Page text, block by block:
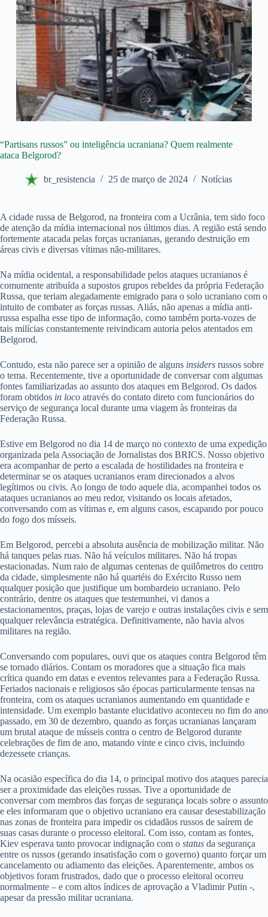
“Partisans russos” ou inteligência ucraniana? Quem realmente
ataca Belgorod?
br_resistencia 25 de março de 2024 Notícias
A cidade russa de Belgorod, na fronteira com a Ucrânia, tem sido foco
de atenção da mídia internacional nos últimos dias. A região está sendo
fortemente atacada pelas forças ucranianas, gerando destruição em
áreas civis e diversas vítimas não-militares.
Na mídia ocidental, a responsabilidade pelos ataques ucranianos é
comumente atribuída a supostos grupos rebeldes da própria Federação
Russa, que teriam alegadamente emigrado para o solo ucraniano com o
intuito de combater as forças russas. Aliás, não apenas a mídia anti-
russa espalha esse tipo de informação, como também porta-vozes de
tais milícias constantemente reivindicam autoria pelos atentados em
Belgorod.
Contudo, esta não parece ser a opinião de alguns insiders russos sobre
o tema. Recentemente, tive a oportunidade de conversar com algumas
fontes familiarizadas ao assunto dos ataques em Belgorod. Os dados
foram obtidos in loco através do contato direto com funcionários do
serviço de segurança local durante uma viagem às fronteiras da
Federação Russa.
Estive em Belgorod no dia 14 de março no contexto de uma expedição
organizada pela Associação de Jornalistas dos BRICS. Nosso objetivo
era acompanhar de perto a escalada de hostilidades na fronteira e
determinar se os ataques ucranianos eram direcionados a alvos
legítimos ou civis. Ao longo de todo aquele dia, acompanhei todos os
ataques ucranianos ao meu redor, visitando os locais afetados,
conversando com as vítimas e, em alguns casos, escapando por pouco
do fogo dos mísseis.
Em Belgorod, percebi a absoluta ausência de mobilização militar. Não
há tanques pelas ruas. Não há veículos militares. Não há tropas
estacionadas. Num raio de algumas centenas de quilômetros do centro
da cidade, simplesmente não há quartéis do Exército Russo nem
qualquer posição que justifique um bombardeio ucraniano. Pelo
contrário, dentre os ataques que testemunhei, vi danos a
estacionamentos, praças, lojas de varejo e outras instalações civis e sem
qualquer relevância estratégica. Definitivamente, não havia alvos
militares na região.
Conversando com populares, ouvi que os ataques contra Belgorod têm
se tornado diários. Contam os moradores que a situação fica mais
crítica quando em datas e eventos relevantes para a Federação Russa.
Feriados nacionais e religiosos são épocas particularmente tensas na
fronteira, com os ataques ucranianos aumentando em quantidade e
intensidade. Um exemplo bastante elucidativo aconteceu no fim do ano
passado, em 30 de dezembro, quando as forças ucranianas lançaram
um brutal ataque de mísseis contra o centro de Belgorod durante
celebrações de fim de ano, matando vinte e cinco civis, incluindo
dezessete crianças.
Na ocasião específica do dia 14, o principal motivo dos ataques parecia
ser a proximidade das eleições russas. Tive a oportunidade de
conversar com membros das forças de segurança locais sobre o assunto
e eles informaram que o objetivo ucraniano era causar desestabilização
nas zonas de fronteira para impedir os cidadãos russos de saírem de
suas casas durante o processo eleitoral. Com isso, contam as fontes,
Kiev esperava tanto provocar indignação com o status da segurança
entre os russos (gerando insatisfação com o governo) quanto forçar um
cancelamento ou adiamento das eleições. Aparentemente, ambos os
objetivos foram frustrados, dado que o processo eleitoral ocorreu
normalmente – e com altos índices de aprovação a Vladimir Putin -,
apesar da pressão militar ucraniana.